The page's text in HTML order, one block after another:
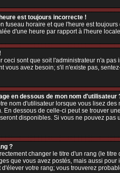
est toujours incorrecte !
fuseau horaire et que l'heure est
d'une heure par rapport à l'heure
sont que soit l'administrateur n'a
vous avez besoin; s'il n'existe pas,
en dessous de mon nom d'utilisateur
nom d'utilisateur lorsque vous lisez
En dessous de celle-ci peut se trouver
disponibles. Si vous ne pouvez
?
changer le titre d'un rang (le
que vous avez postés, mais aussi
votre rang; vous trouverez